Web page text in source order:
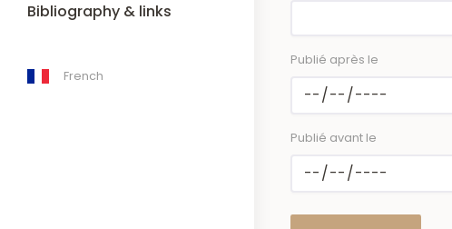
Bibliography & links
French
Publié après le
Publié avant le